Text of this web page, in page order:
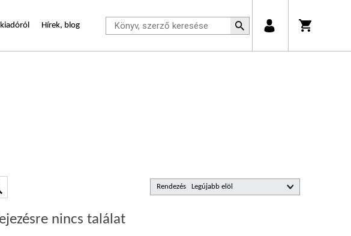
Hírek, blog
Rendezés
nincs találat